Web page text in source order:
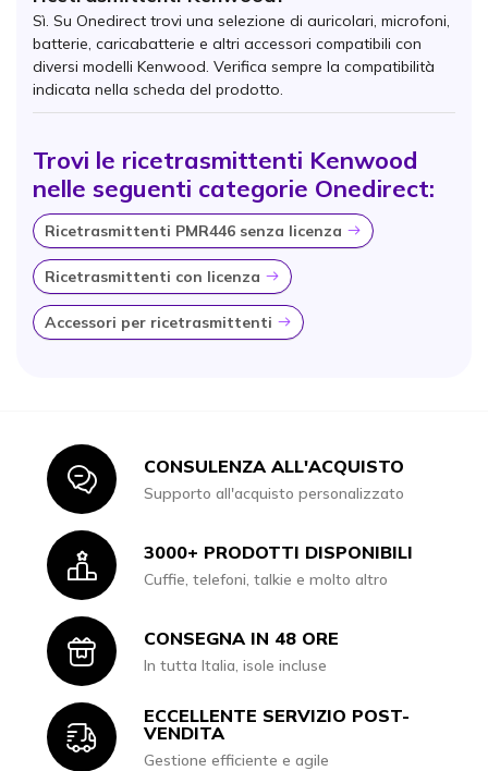
Sì. Su Onedirect trovi una selezione di auricolari, microfoni,
batterie, caricabatterie e altri accessori compatibili con
diversi modelli Kenwood. Verifica sempre la compatibilità
indicata nella scheda del prodotto.
Trovi le ricetrasmittenti Kenwood
nelle seguenti categorie Onedirect:
Ricetrasmittenti PMR446 senza licenza Icona
Ricetrasmittenti con licenza Icona
Accessori per ricetrasmittenti Icona
IconCONSULENZA ALL'ACQUISTO
Supporto all'acquisto personalizzato
Icon3000+ PRODOTTI DISPONIBILI
Cuffie, telefoni, talkie e molto altro
IconCONSEGNA IN 48 ORE
In tutta Italia, isole incluse
Icon
ECCELLENTE SERVIZIO POST-
VENDITA
Gestione efficiente e agile